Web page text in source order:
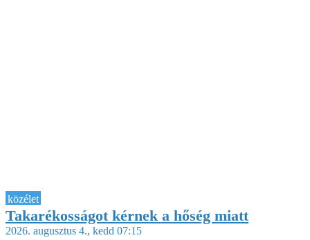
közélet
Takarékosságot kérnek a hőség miatt
2026. augusztus 4., kedd 07:15